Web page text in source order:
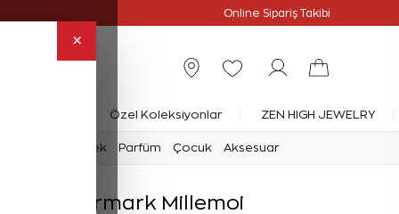
×
Online Sipariş Takibi
Yüzük Özel Koleksiyonlar ZEN HIGH JEWELRY
Erkek Parfüm Çocuk Aksesuar
Forevermark Millemoi